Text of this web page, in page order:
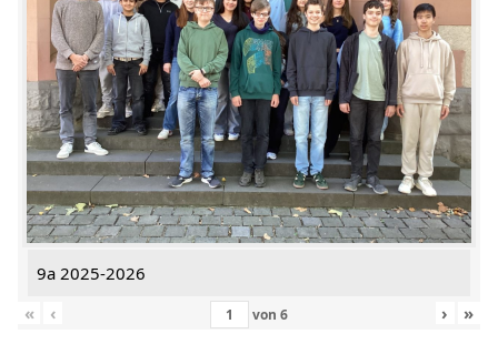
9a 2025-2026
«
‹ von 6 › »